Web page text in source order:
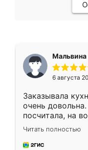
Мальвина
6 августа
Заказывала
очень
посчитала, на
Замерщик
делу со всей
за день, ребята
Читать полностью